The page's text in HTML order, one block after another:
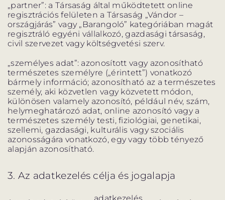
„partner”: a Társaság által működtetett online
regisztrációs felületen a Társaság „Vándor –
országjárás” vagy „Barangoló” kategóriában magát
regisztráló egyéni vállalkozó, gazdasági társaság,
civil szervezet vagy költségvetési szerv.
„személyes adat”: azonosított vagy azonosítható
természetes személyre („érintett”) vonatkozó
bármely információ; azonosítható az a természetes
személy, aki közvetlen vagy közvetett módon,
különösen valamely azonosító, például név, szám,
helymeghatározó adat, online azonosító vagy a
természetes személy testi, fiziológiai, genetikai,
szellemi, gazdasági, kulturális vagy szociális
azonosságára vonatkozó, egy vagy több tényező
alapján azonosítható.
3. Az adatkezelés célja és jogalapja